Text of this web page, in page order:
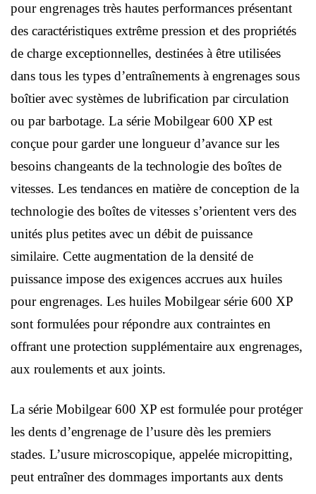
pour engrenages très hautes performances présentant
des caractéristiques extrême pression et des propriétés
de charge exceptionnelles, destinées à être utilisées
dans tous les types d’entraînements à engrenages sous
boîtier avec systèmes de lubrification par circulation
ou par barbotage. La série Mobilgear 600 XP est
conçue pour garder une longueur d’avance sur les
besoins changeants de la technologie des boîtes de
vitesses. Les tendances en matière de conception de la
technologie des boîtes de vitesses s’orientent vers des
unités plus petites avec un débit de puissance
similaire. Cette augmentation de la densité de
puissance impose des exigences accrues aux huiles
pour engrenages. Les huiles Mobilgear série 600 XP
sont formulées pour répondre aux contraintes en
offrant une protection supplémentaire aux engrenages,
aux roulements et aux joints.
La série Mobilgear 600 XP est formulée pour protéger
les dents d’engrenage de l’usure dès les premiers
stades. L’usure microscopique, appelée micropitting,
peut entraîner des dommages importants aux dents